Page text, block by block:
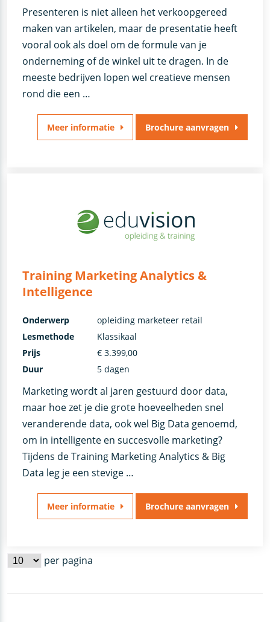
Presenteren is niet alleen het verkoopgereed
maken van artikelen, maar de presentatie heeft
vooral ook als doel om de formule van je
onderneming of de winkel uit te dragen. In de
meeste bedrijven lopen wel creatieve mensen
rond die een …
Meer informatie Brochure aanvragen
Training Marketing Analytics &
Intelligence
Marketing wordt al jaren gestuurd door data,
maar hoe zet je die grote hoeveelheden snel
veranderende data, ook wel Big Data genoemd,
om in intelligente en succesvolle marketing?
Tijdens de Training Marketing Analytics & Big
Data leg je een stevige …
Onderwerp
opleiding marketeer retail
Lesmethode
Klassikaal
Prijs
€ 3.399,00
Duur
5 dagen
Meer informatie Brochure aanvragen
per pagina